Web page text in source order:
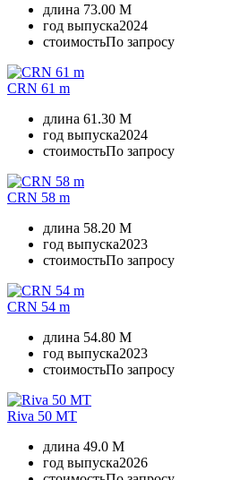
длина 73.00 M
год выпуска2024
стоимостьПо запросу
CRN 61 m
длина 61.30 M
год выпуска2024
стоимостьПо запросу
CRN 58 m
длина 58.20 M
год выпуска2023
стоимостьПо запросу
CRN 54 m
длина 54.80 M
год выпуска2023
стоимостьПо запросу
Riva 50 MT
длина 49.0 M
год выпуска2026